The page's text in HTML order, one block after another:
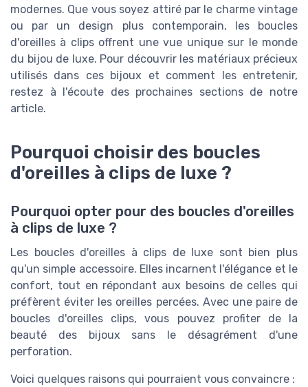
modernes. Que vous soyez attiré par le charme vintage
ou par un design plus contemporain, les boucles
d'oreilles à clips offrent une vue unique sur le monde
du bijou de luxe. Pour découvrir les matériaux précieux
utilisés dans ces bijoux et comment les entretenir,
restez à l'écoute des prochaines sections de notre
article.
Pourquoi choisir des boucles
d'oreilles à clips de luxe ?
Pourquoi opter pour des boucles d'oreilles
à clips de luxe ?
Les boucles d'oreilles à clips de luxe sont bien plus
qu'un simple accessoire. Elles incarnent l'élégance et le
confort, tout en répondant aux besoins de celles qui
préfèrent éviter les oreilles percées. Avec une paire de
boucles d'oreilles clips, vous pouvez profiter de la
beauté des bijoux sans le désagrément d'une
perforation.
Voici quelques raisons qui pourraient vous convaincre :